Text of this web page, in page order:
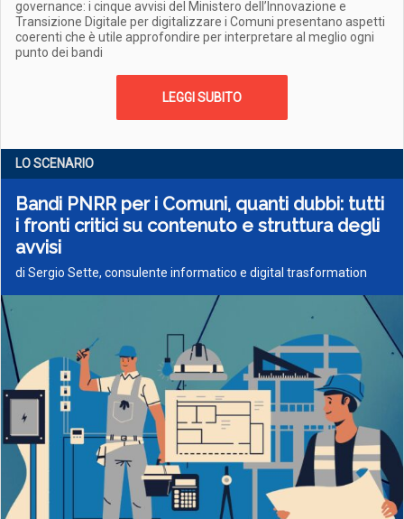
governance: i cinque avvisi del Ministero dell’Innovazione e
Transizione Digitale per digitalizzare i Comuni presentano aspetti
coerenti che è utile approfondire per interpretare al meglio ogni
punto dei bandi
LEGGI SUBITO
LO SCENARIO
Bandi PNRR per i Comuni, quanti dubbi: tutti
i fronti critici su contenuto e struttura degli
avvisi
di Sergio Sette, consulente informatico e digital trasformation